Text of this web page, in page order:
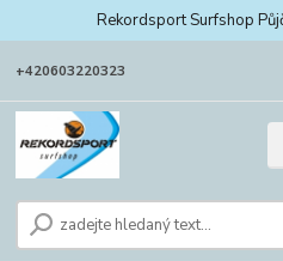
Rekordsport Surfshop
+420603220323